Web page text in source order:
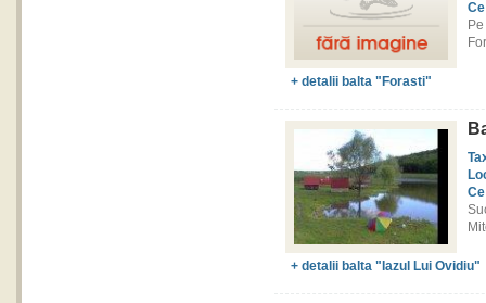
+ detalii balta "Forasti"
+ detalii balta "Iazul Lui Ovidiu"